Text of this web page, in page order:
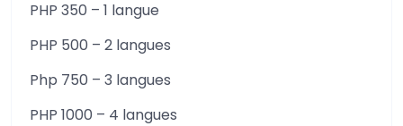
PHP 350 – 1 langue
PHP 500 – 2 langues
Php 750 – 3 langues
PHP 1000 – 4 langues